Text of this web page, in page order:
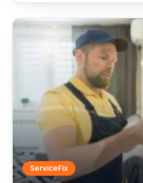
ServiceFix